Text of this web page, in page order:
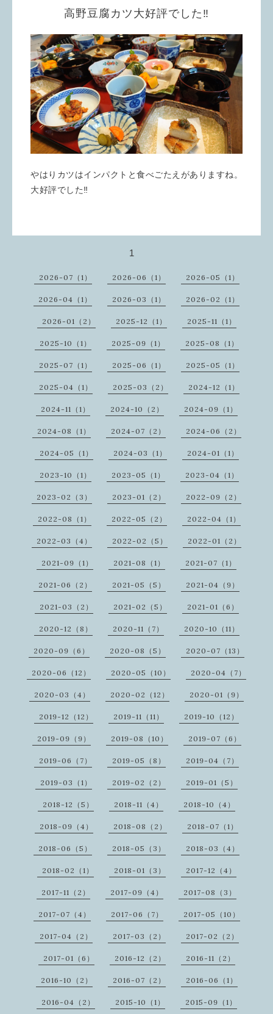
高野豆腐カツ大好評でした‼️
やはりカツはインパクトと食べごたえがありますね。
大好評でした‼️
1
2026-07（1） 2026-06（1） 2026-05（1）
2026-04（1） 2026-03（1） 2026-02（1）
2026-01（2） 2025-12（1） 2025-11（1）
2025-10（1） 2025-09（1） 2025-08（1）
2025-07（1） 2025-06（1） 2025-05（1）
2025-04（1） 2025-03（2） 2024-12（1）
2024-11（1） 2024-10（2） 2024-09（1）
2024-08（1） 2024-07（2） 2024-06（2）
2024-05（1） 2024-03（1） 2024-01（1）
2023-10（1） 2023-05（1） 2023-04（1）
2023-02（3） 2023-01（2） 2022-09（2）
2022-08（1） 2022-05（2） 2022-04（1）
2022-03（4） 2022-02（5） 2022-01（2）
2021-09（1） 2021-08（1） 2021-07（1）
2021-06（2） 2021-05（5） 2021-04（9）
2021-03（2） 2021-02（5） 2021-01（6）
2020-12（8） 2020-11（7） 2020-10（11）
2020-09（6） 2020-08（5） 2020-07（13）
2020-06（12） 2020-05（10） 2020-04（7）
2020-03（4） 2020-02（12） 2020-01（9）
2019-12（12） 2019-11（11） 2019-10（12）
2019-09（9） 2019-08（10） 2019-07（6）
2019-06（7） 2019-05（8） 2019-04（7）
2019-03（1） 2019-02（2） 2019-01（5）
2018-12（5） 2018-11（4） 2018-10（4）
2018-09（4） 2018-08（2） 2018-07（1）
2018-06（5） 2018-05（3） 2018-03（4）
2018-02（1） 2018-01（3） 2017-12（4）
2017-11（2） 2017-09（4） 2017-08（3）
2017-07（4） 2017-06（7） 2017-05（10）
2017-04（2） 2017-03（2） 2017-02（2）
2017-01（6） 2016-12（2） 2016-11（2）
2016-10（2） 2016-07（2） 2016-06（1）
2016-04（2） 2015-10（1） 2015-09（1）